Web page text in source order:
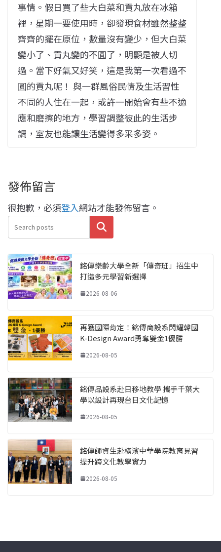
事情。假日買了些大白菜和貢丸放在冰箱
裡，星期一要使用時，卻發現食材雖然整整
齊齊的擺在原位，數量沒有變少，但大白菜
變小了、貢丸變的不圓了，明顯是被人切
過。當下好氣又好笑，這是我第一次看過不
圓的貢丸呢！ 與一群風俗民情及生活習性
不同的人住在一起，或許一開始會有些不適
應和磨擦的地方，學習調整彼此的生活步
調，室友也能讓生活變得多采多姿。
發佈留言
很抱歉，必須登入網站才能發佈留言。
搜尋
銘傳樂齡大學全新「傳奇班」招生中
打造多元學習新選擇
2026-08-06
再獲國際肯定！銘傳商設系閃耀韓國
K-Design Award勇奪雙金1優勝
2026-08-05
銘傳品設系赴日移地教學 攜手千葉大
學以設計再現台日文化記憶
2026-08-05
銘傳師資生赴橫濱中華學院教育見習
提升跨文化教學實力
2026-08-05